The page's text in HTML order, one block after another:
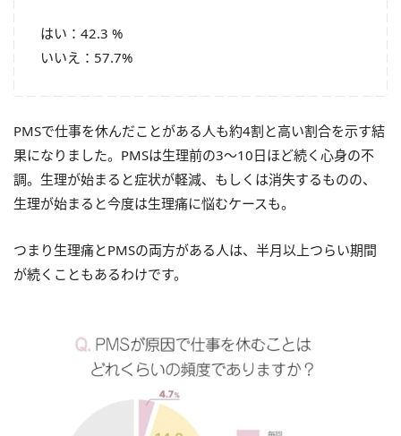
はい：42.3 %
いいえ：57.7%
PMSで仕事を休んだことがある人も約4割と高い割合を示す結
果になりました。PMSは生理前の3～10日ほど続く心身の不
調。生理が始まると症状が軽減、もしくは消失するものの、
生理が始まると今度は生理痛に悩むケースも。
つまり生理痛とPMSの両方がある人は、半月以上つらい期間
が続くこともあるわけです。